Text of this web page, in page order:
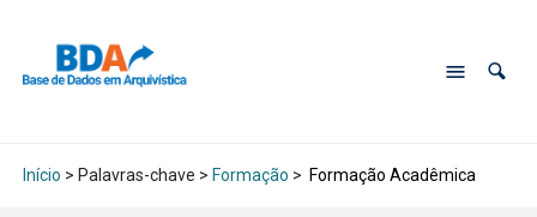
Início > Palavras-chave > Formação > Formação Acadêmica